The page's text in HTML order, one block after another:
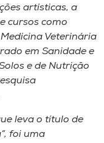
artísticas, a
cursos como
Veterinária
em Sanidade e
e de Nutrição
leva o título de
foi uma